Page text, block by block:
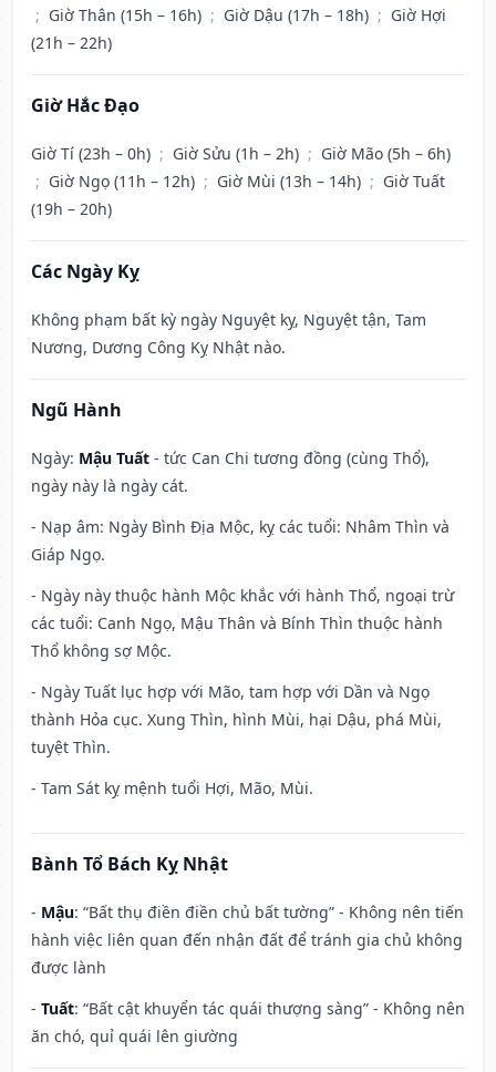
; Giờ Thân (15h – 16h) ; Giờ Dậu (17h – 18h) ; Giờ Hợi
(21h – 22h)
Giờ Hắc Đạo
Giờ Tí (23h – 0h) ; Giờ Sửu (1h – 2h) ; Giờ Mão (5h – 6h)
; Giờ Ngọ (11h – 12h) ; Giờ Mùi (13h – 14h) ; Giờ Tuất
(19h – 20h)
Các Ngày Kỵ
Không phạm bất kỳ ngày Nguyệt kỵ, Nguyệt tận, Tam
Nương, Dương Công Kỵ Nhật nào.
Ngũ Hành
Ngày: Mậu Tuất - tức Can Chi tương đồng (cùng Thổ),
ngày này là ngày cát.
- Nạp âm: Ngày Bình Địa Mộc, kỵ các tuổi: Nhâm Thìn và
Giáp Ngọ.
- Ngày này thuộc hành Mộc khắc với hành Thổ, ngoại trừ
các tuổi: Canh Ngọ, Mậu Thân và Bính Thìn thuộc hành
Thổ không sợ Mộc.
- Ngày Tuất lục hợp với Mão, tam hợp với Dần và Ngọ
thành Hỏa cục. Xung Thìn, hình Mùi, hại Dậu, phá Mùi,
tuyệt Thìn.
- Tam Sát kỵ mệnh tuổi Hợi, Mão, Mùi.
Bành Tổ Bách Kỵ Nhật
- Mậu: “Bất thụ điền điền chủ bất tường” - Không nên tiến
hành việc liên quan đến nhận đất để tránh gia chủ không
được lành
- Tuất: “Bất cật khuyển tác quái thượng sàng” - Không nên
ăn chó, quỉ quái lên giường